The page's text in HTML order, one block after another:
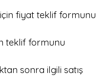
fiyat teklif formunu
teklif formunu
sonra ilgili satış